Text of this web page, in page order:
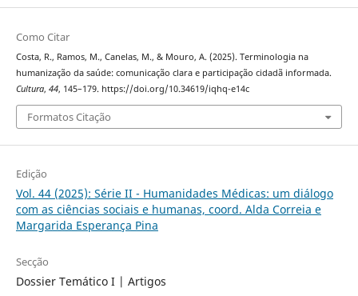
Como Citar
Costa, R., Ramos, M., Canelas, M., & Mouro, A. (2025). Terminologia na
humanização da saúde: comunicação clara e participação cidadã informada.
Cultura, 44, 145–179. https://doi.org/10.34619/iqhq-e14c
Formatos Citação
Edição
Vol. 44 (2025): Série II - Humanidades Médicas: um diálogo
com as ciências sociais e humanas, coord. Alda Correia e
Margarida Esperança Pina
Secção
Dossier Temático I | Artigos